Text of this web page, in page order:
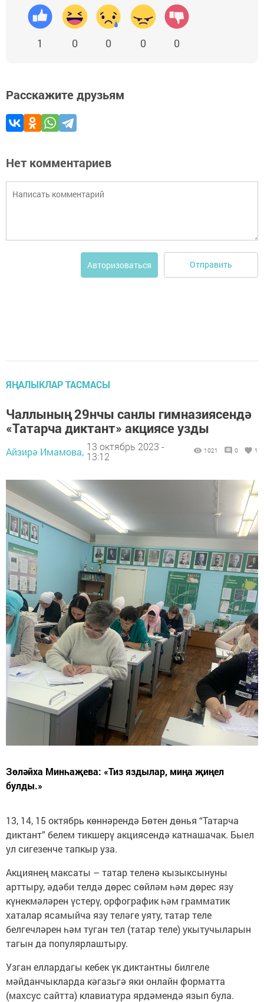
1 0 0 0 0
Расскажите друзьям
Нет комментариев
Авторизоваться Отправить
ЯҢАЛЫКЛАР ТАСМАСЫ
Чаллының 29нчы санлы гимназиясендә
«Татарча диктант» акциясе узды
Айзирә Имамова, 13 октябрь 2023 -
13:12
1021 0 1
Зөләйха Минһаҗева: «Тиз яздылар, миңа җиңел
булды.»
13, 14, 15 октябрь көннәрендә Бөтен дөнья “Татарча
диктант” белем тикшерү акциясендә катнашачак. Быел
ул сигезенче тапкыр уза.
Акциянең максаты – татар теленә кызыксынуны
арттыру, әдәби телдә дөрес сөйләм һәм дөрес язу
күнекмәләрен үстерү, орфографик һәм грамматик
хаталар ясамыйча язу теләге уяту, татар теле
белгечләрен һәм туган тел (татар теле) укытучыларын
тагын да популярлаштыру.
Узган еллардагы кебек үк диктантны билгеле
мәйданчыкларда кәгазьгә яки онлайн форматта
(махсус сайтта) клавиатура ярдәмендә язып була.